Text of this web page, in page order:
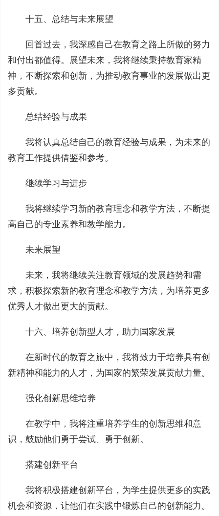
十五、总结与未来展望
回首过去，我深感自己在教育之路上所做的努力
和付出都值得。展望未来，我将继续秉持教育家精
神，不断探索和创新，为推动教育事业的发展做出更
多贡献。
总结经验与成果
我将认真总结自己的教育经验与成果，为未来的
教育工作提供借鉴和参考。
继续学习与进步
我将继续学习新的教育理念和教学方法，不断提
高自己的专业素养和教学能力。
未来展望
未来，我将继续关注教育领域的发展趋势和需
求，积极探索新的教育理念和教学方法，为培养更多
优秀人才做出更大的贡献。
十六、培养创新型人才，助力国家发展
在新时代的教育之旅中，我将致力于培养具有创
新精神和能力的人才，为国家的繁荣发展贡献力量。
强化创新思维培养
在教学中，我将注重培养学生的创新思维和意
识，鼓励他们勇于尝试、勇于创新。
搭建创新平台
我将积极搭建创新平台，为学生提供更多的实践
机会和资源，让他们在实践中锻炼自己的创新能力。